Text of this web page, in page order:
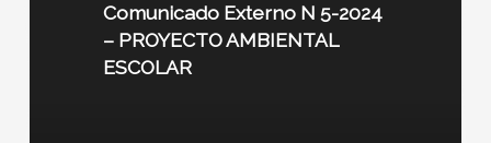
Comunicado Externo N 5-2024
– PROYECTO AMBIENTAL
ESCOLAR